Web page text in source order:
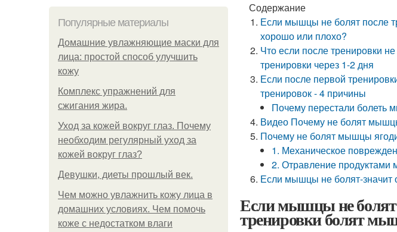
Популярные материалы
Домашние увлажняющие маски для
лица: простой способ улучшить
кожу
Комплекс упражнений для
сжигания жира.
Уход за кожей вокруг глаз. Почему
необходим регулярный уход за
кожей вокруг глаз?
Девушки, диеты прошлый век.
Чем можно увлажнить кожу лица в
домашних условиях. Чем помочь
коже с недостатком влаги
Содержание
Если мышцы не болят после
хорошо или плохо?
Что если после тренировки
тренировки через 1-2 дня
Если после первой
тренировок - 4 причины
Почему перестали болеть
Видео Почему не болят
Почему не болят мышцы
1. Механическое
2. Отравление продуктами
Если мышцы не болят-значит
Если мышцы не болят
тренировки болят